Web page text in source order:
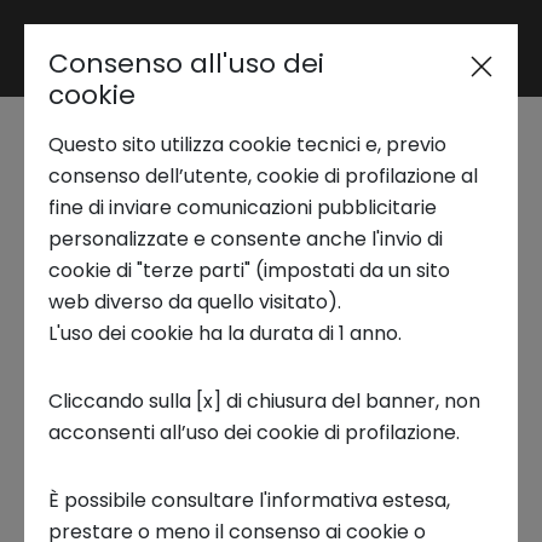
Area riservata
Trend Analysis
Applied Research
Startup Development
Business Transformation
Ecosystem enabling
New Frontiers in
Gaming - Podcast
29 GIUGNO 2022
Consenso all'uso dei
cookie
Questo sito utilizza cookie tecnici e, previo
consenso dell’utente, cookie di profilazione al
fine di inviare comunicazioni pubblicitarie
personalizzate e consente anche l'invio di
cookie di "terze parti" (impostati da un sito
web diverso da quello visitato).
L'uso dei cookie ha la durata di 1 anno.
Cliccando sulla [x] di chiusura del banner, non
acconsenti all’uso dei cookie di profilazione.
È possibile consultare l'informativa estesa,
prestare o meno il consenso ai cookie o